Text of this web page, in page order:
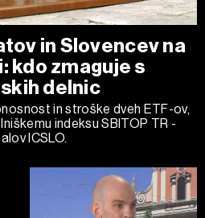
in Slovencev na
kdo zmaguje s
delnic
in stroške dveh ETF-ov,
indeksu SBITOP TR -
ICSLO.